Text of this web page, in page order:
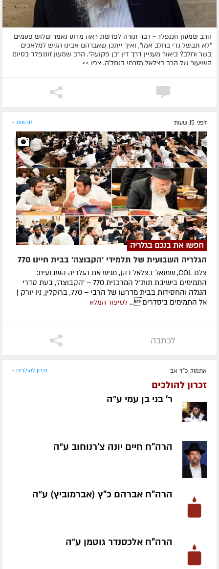
הרב שמעון זוננפלד - דבר תורה לפרשת ראה מדוע נאמר שלוש פעמים
"לא תבשל גדי בחלב אמו", ואיך ייתכן שאברהם אבינו הגיש למלאכים
בשר וחלב? ביאור מעניין דרך דין "בן פקועה". הרב שמעון זוננפלד בסיום
השיעור של הרב בצלאל מזרחי בנחל'ה. צפו >>
לפני 15 שעות חדשות »
חפשו את בנכם בגלריה
הגלריה השבועית של תלמידי 'הקבוצה' בבית חיינו 770
צלם COL, שמואל־בצלאל דהן, מגיש את הגלריה השבועית:
התמימים בישיבת תות"ל המרכזית 770 – 'הקבוצה', בעת סדרי
הנגלה והחסידות בבית מדרשו של הרבי – 770, ברוקלין, ניו יורק |
אל התמימים ב'סדרים... לסיפור המלא
לכתבה
אתמול, כ"ד אב זכרון להולכים »
זכרון להולכים
ר' בני בן עמי ע״ה
הרה"ח חיים יונה צ'רנוחוב ע״ה
הרה"ח אברהם כ"ץ (אברמוביץ) ע״ה
הרה"ח אלכסנדר גוטמן ע״ה